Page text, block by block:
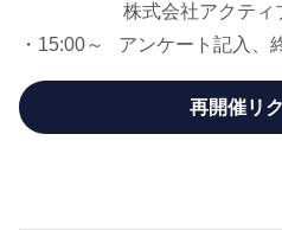
株式会社アクティブア
・15:00～ アンケート記入、
再開催リ